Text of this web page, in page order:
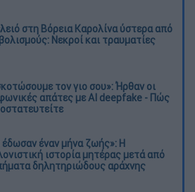
στη Βόρεια Καρολίνα ύστερα από
Νεκροί και τραυματίες
τον γιο σου»: Ήρθαν οι
απάτες με AI deepfake - Πώς
έναν μήνα ζωής»: Η
ιστορία μητέρας μετά από
δηλητηριώδους αράχνης